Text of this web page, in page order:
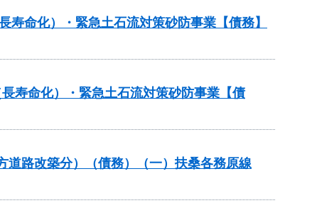
命化）・緊急土石流対策砂防事業【債務】
寿命化）・緊急土石流対策砂防事業【債
路改築分）（債務）（一）扶桑各務原線